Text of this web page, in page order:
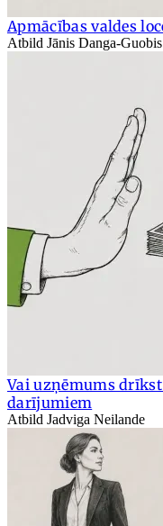
Apmācības valdes
Atbild Jānis Danga-Guobis
Vai uzņēmums
darījumiem
Atbild Jadviga Neilande